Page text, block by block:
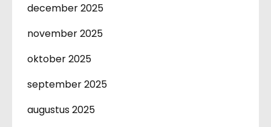
december 2025
november 2025
oktober 2025
september 2025
augustus 2025